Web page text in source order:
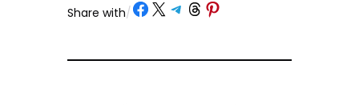
Share with/ Share on Facebook
Share on X Share on Telegram
Share on Threads
Share on Pinterest